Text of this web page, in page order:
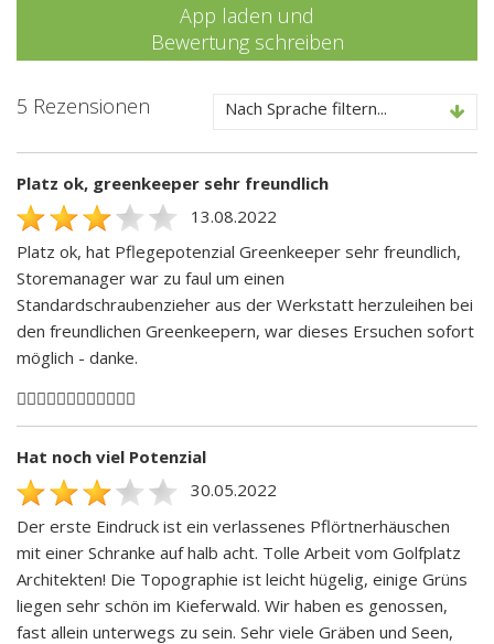
App laden und
Bewertung schreiben
5 Rezensionen Nach Sprache filtern...
Platz ok, greenkeeper sehr freundlich
13.08.2022
Platz ok, hat Pflegepotenzial Greenkeeper sehr freundlich,
Storemanager war zu faul um einen
Standardschraubenzieher aus der Werkstatt herzuleihen bei
den freundlichen Greenkeepern, war dieses Ersuchen sofort
möglich - danke.
🏌🏻‍♂️🏌🏻‍♂️🏌🏻‍♂️🏌🏻‍♂️
Hat noch viel Potenzial
30.05.2022
Der erste Eindruck ist ein verlassenes Pflörtnerhäuschen
mit einer Schranke auf halb acht. Tolle Arbeit vom Golfplatz
Architekten! Die Topographie ist leicht hügelig, einige Grüns
liegen sehr schön im Kieferwald. Wir haben es genossen,
fast allein unterwegs zu sein. Sehr viele Gräben und Seen,